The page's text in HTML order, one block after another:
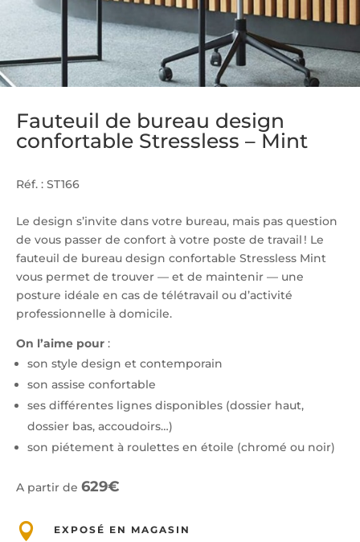
Fauteuil de bureau design
confortable Stressless – Mint
Réf. : ST166
Le design s’invite dans votre bureau, mais pas question
de vous passer de confort à votre poste de travail ! Le
fauteuil de bureau design confortable Stressless Mint
vous permet de trouver — et de maintenir — une
posture idéale en cas de télétravail ou d’activité
professionnelle à domicile.
On l’aime pour :
son style design et contemporain
son assise confortable
ses différentes lignes disponibles (dossier haut,
dossier bas, accoudoirs…)
son piétement à roulettes en étoile (chromé ou noir)
A partir de 629€
 EXPOSÉ EN MAGASIN